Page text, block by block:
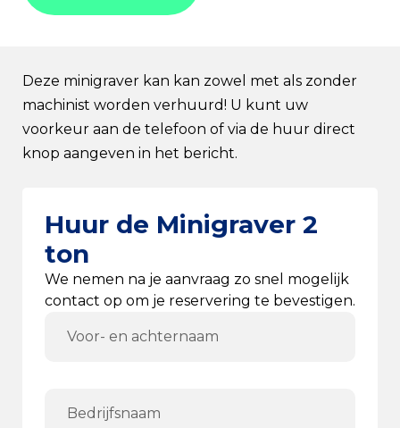
Deze minigraver kan kan zowel met als zonder
machinist worden verhuurd! U kunt uw
voorkeur aan de telefoon of via de huur direct
knop aangeven in het bericht.
Huur de Minigraver 2
ton
We nemen na je aanvraag zo snel mogelijk
contact op om je reservering te bevestigen.